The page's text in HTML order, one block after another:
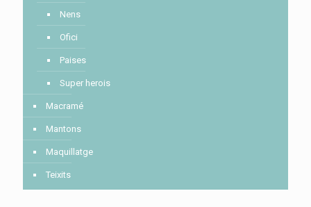
Nens
Ofici
Paises
Super herois
Macramé
Mantons
Maquillatge
Teixits